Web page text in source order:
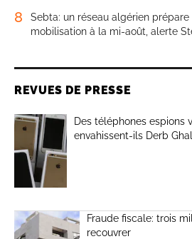
8
Sebta: un réseau algérien
mobilisation à la mi-août, alerte
REVUES DE PRESSE
Des téléphones espions
envahissent-ils Derb
Fraude fiscale: trois
recouvrer